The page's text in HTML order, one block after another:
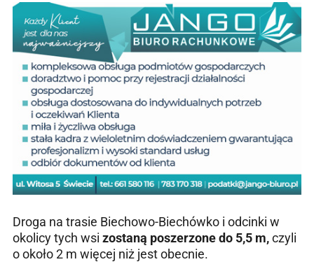
Droga na trasie Biechowo-Biechówko i odcinki w
okolicy tych wsi zostaną poszerzone do 5,5 m,czyli
o około 2 m więcej niż jest obecnie.